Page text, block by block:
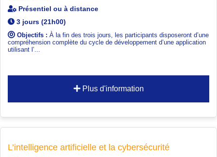
Présentiel ou à distance
3 jours (21h00)
Objectifs : À la fin des trois jours, les participants disposeront d’une
compréhension complète du cycle de développement d’une application
utilisant l’...
Plus d'information
L’intelligence artificielle et la cybersécurité